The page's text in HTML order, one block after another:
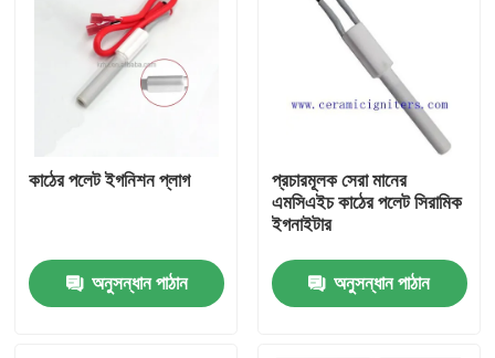
কারখানা ভ্রমণ
কাঠের পলেট ইগনিশন প্লাগ
অনুসন্ধান পাঠান
প্রচারমূলক সেরা মানের
এমসিএইচ কাঠের পলেট সিরামিক
ইগনাইটার
অনুসন্ধান পাঠান